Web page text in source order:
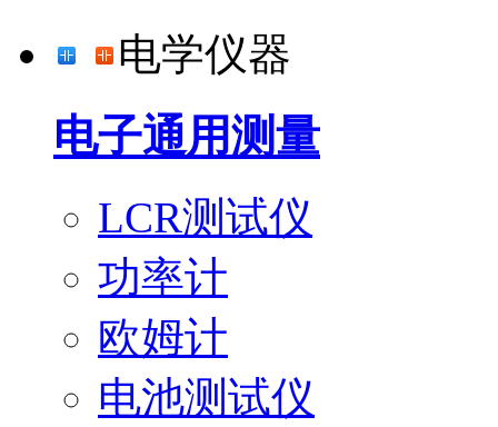
电学仪器
电子通用测量
LCR测试仪
功率计
欧姆计
电池测试仪